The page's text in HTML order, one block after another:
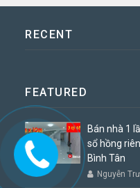
RECENT
FEATURED
Bán nhà 1
sổ hồng
Bình Tân
Nguyễn